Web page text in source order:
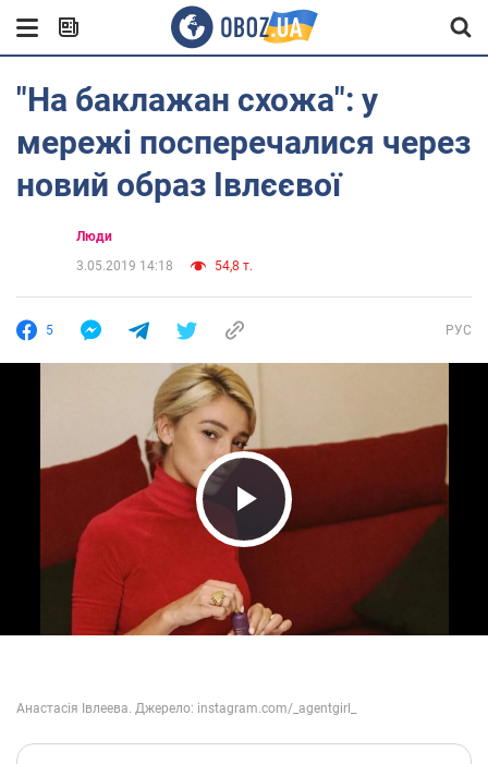
"На баклажан схожа": у
мережі посперечалися через
новий образ Івлєєвої
Люди
3.05.2019 14:18
54,8 т.
5 РУС
Play Video